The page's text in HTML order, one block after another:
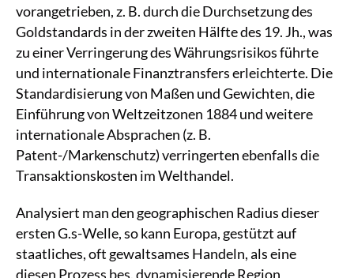
vorangetrieben, z. B. durch die Durchsetzung des
Goldstandards in der zweiten Hälfte des 19. Jh., was
zu einer Verringerung des Währungsrisikos führte
und internationale Finanztransfers erleichterte. Die
Standardisierung von Maßen und Gewichten, die
Einführung von Weltzeitzonen 1884 und weitere
internationale Absprachen (z. B.
Patent-/Markenschutz) verringerten ebenfalls die
Transaktionskosten im Welthandel.
Analysiert man den geographischen Radius dieser
ersten G.s-Welle, so kann Europa, gestützt auf
staatliches, oft gewaltsames Handeln, als eine
diesen Prozess bes. dynamisierende Region